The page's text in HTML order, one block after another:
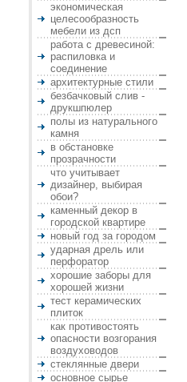
экономическая
целесообразность
мебели из дсп
работа с древесиной:
распиловка и
соединение
архитектурные стили
безбачковый слив -
друкшпюлер
полы из натурального
камня
в обстановке
прозрачности
что учитывает
дизайнер, выбирая
обои?
каменный декор в
городской квартире
новый год за городом
ударная дрель или
перфоратор
хорошие заборы для
хорошей жизни
тест керамических
плиток
как противостоять
опасности возгорания
воздуховодов
стеклянные двери
основное сырье